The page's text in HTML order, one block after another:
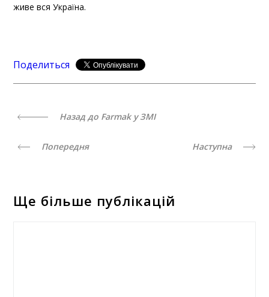
живе вся Україна.
Поделиться
Назад до Farmak у ЗМІ
Попередня Наступна
Ще більше публікацій